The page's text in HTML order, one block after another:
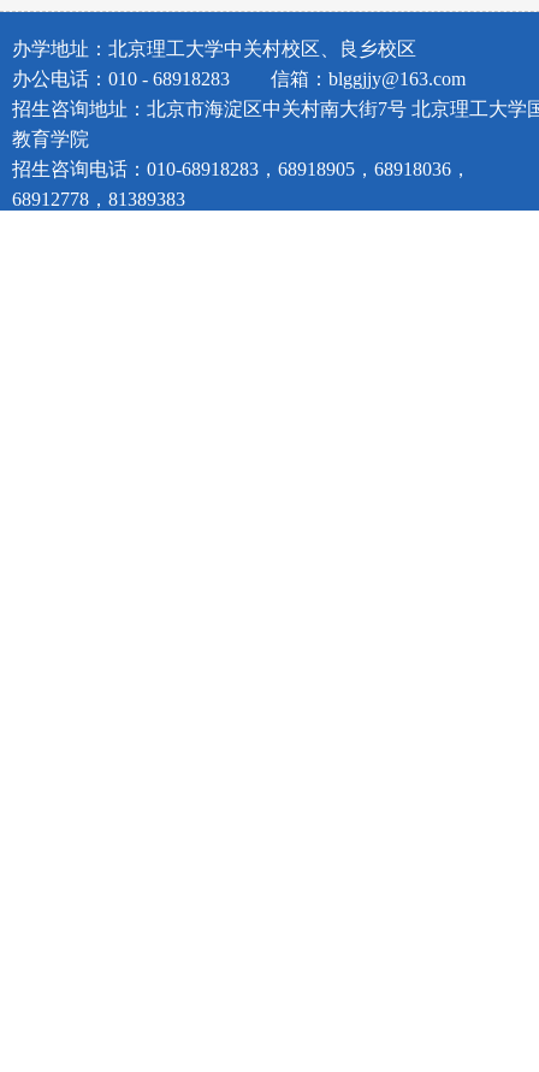
办学地址：北京理工大学中关村校区、良乡校区
办公电话：010 - 68918283
信箱：blggjjy@163.com
招生咨询地址：北京市海淀区中关村南大街7号 北京理工大学
教育学院
招生咨询电话：010-68918283，68918905，68918036，
68912778，81389383